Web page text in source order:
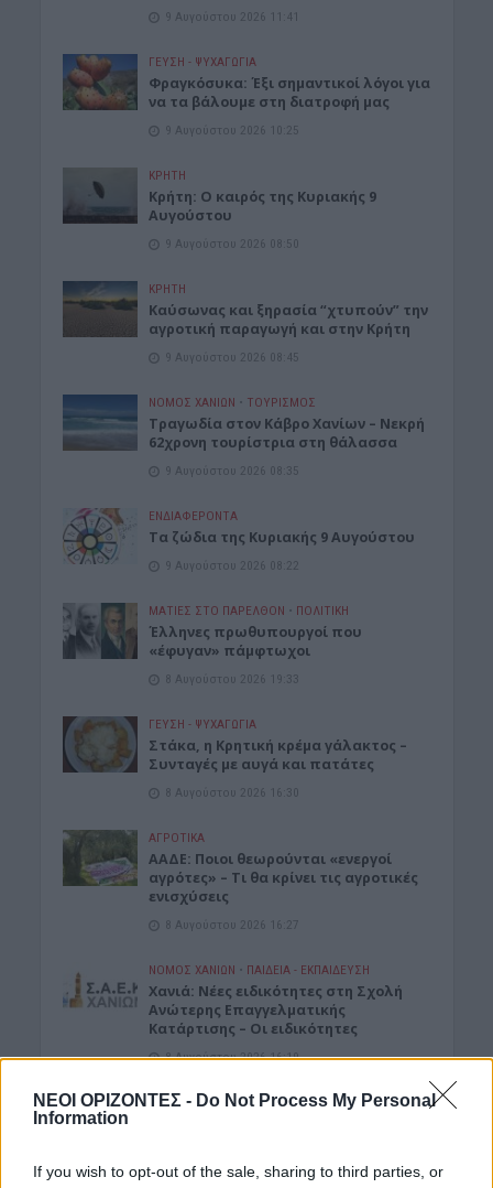
ΝΕΟΙ ΟΡΙΖΟΝΤΕΣ - Do Not Process My Personal
Information
If you wish to opt-out of the sale, sharing to third parties, or
9 Αυγούστου 2026 11:41
ΓΕΎΣΗ - ΨΥΧΑΓΩΓΊΑ
Φραγκόσυκα: Έξι σημαντικοί λόγοι για
να τα βάλουμε στη διατροφή μας
9 Αυγούστου 2026 10:25
ΚΡΗΤΗ
Κρήτη: Ο καιρός της Κυριακής 9
Αυγούστου
9 Αυγούστου 2026 08:50
ΚΡΗΤΗ
Καύσωνας και ξηρασία “χτυπούν” την
αγροτική παραγωγή και στην Κρήτη
9 Αυγούστου 2026 08:45
ΝΟΜΌΣ ΧΑΝΊΩΝ • ΤΟΥΡΙΣΜΟΣ
Τραγωδία στον Κάβρο Χανίων – Νεκρή
62χρονη τουρίστρια στη θάλασσα
9 Αυγούστου 2026 08:35
ΕΝΔΙΑΦΕΡΟΝΤΑ
Τα ζώδια της Κυριακής 9 Αυγούστου
9 Αυγούστου 2026 08:22
ΜΑΤΙΕΣ ΣΤΟ ΠΑΡΕΛΘΟΝ • ΠΟΛΙΤΙΚΗ
Έλληνες πρωθυπουργοί που
«έφυγαν» πάμφτωχοι
8 Αυγούστου 2026 19:33
ΓΕΎΣΗ - ΨΥΧΑΓΩΓΊΑ
Στάκα, η Κρητική κρέμα γάλακτος –
Συνταγές με αυγά και πατάτες
8 Αυγούστου 2026 16:30
ΑΓΡΟΤΙΚΑ
ΑΑΔΕ: Ποιοι θεωρούνται «ενεργοί
αγρότες» – Τι θα κρίνει τις αγροτικές
ενισχύσεις
8 Αυγούστου 2026 16:27
ΝΟΜΌΣ ΧΑΝΊΩΝ • ΠΑΙΔΕΙΑ - ΕΚΠΑΙΔΕΥΣΗ
Χανιά: Νέες ειδικότητες στη Σχολή
Ανώτερης Επαγγελματικής
Κατάρτισης – Οι ειδικότητες
8 Αυγούστου 2026 16:19
Δημοφιλή αυτή την εβδομάδα